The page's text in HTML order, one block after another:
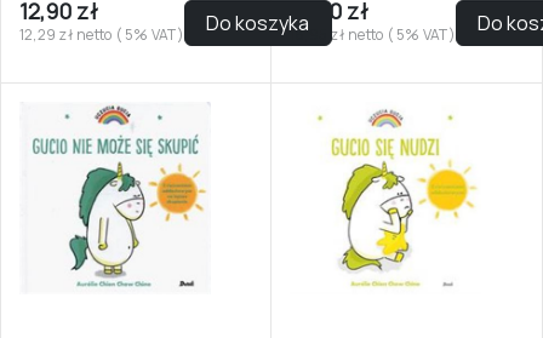
12,90 zł
12,29 zł netto ( 5% VAT) Do koszyka19,90 zł
18,95 zł netto ( 5% VAT) Do